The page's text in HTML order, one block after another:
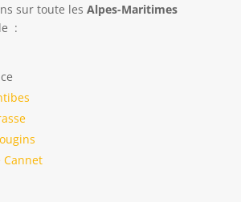
sur toute les Alpes-Maritimes
:
Cannet